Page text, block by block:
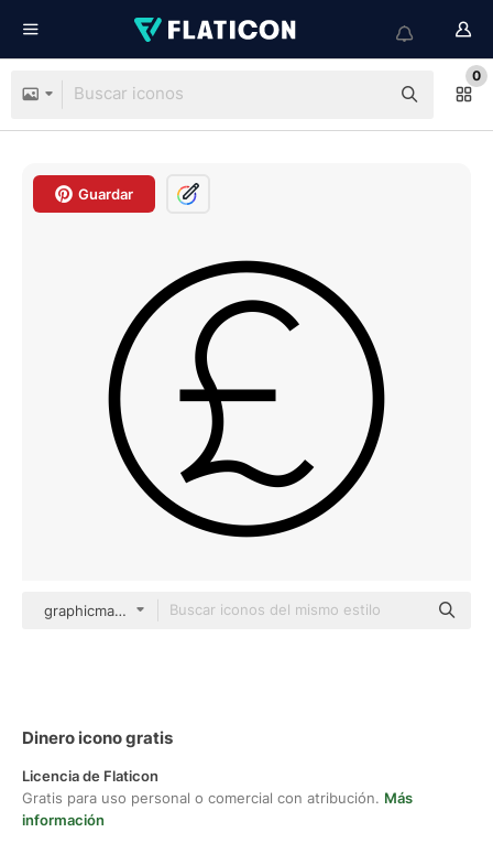
0
Guardar
graphicmall Others
Dinero icono gratis
Licencia de Flaticon
Gratis para uso personal o comercial con atribución. Más
información